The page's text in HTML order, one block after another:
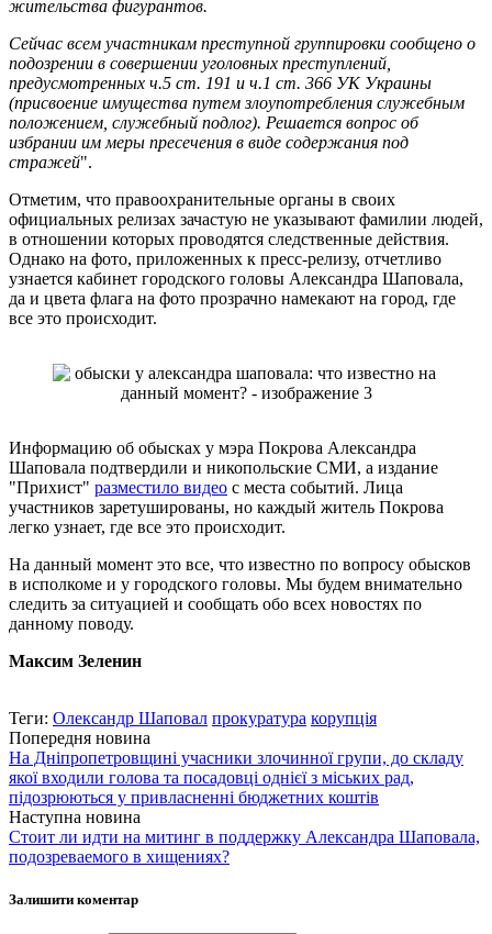
жительства фигурантов.
Сейчас всем участникам преступной группировки сообщено о
подозрении в совершении уголовных преступлений,
предусмотренных ч.5 ст. 191 и ч.1 ст. 366 УК Украины
(присвоение имущества путем злоупотребления служебным
положением, служебный подлог). Решается вопрос об
избрании им меры пресечения в виде содержания под
стражей".
Отметим, что правоохранительные органы в своих
официальных релизах зачастую не указывают фамилии людей,
в отношении которых проводятся следственные действия.
Однако на фото, приложенных к пресс-релизу, отчетливо
узнается кабинет городского головы Александра Шаповала,
да и цвета флага на фото прозрачно намекают на город, где
все это происходит.
Информацию об обысках у мэра Покрова Александра
Шаповала подтвердили и никопольские СМИ, а издание
"Прихист" разместило видео с места событий. Лица
участников заретушированы, но каждый житель Покрова
легко узнает, где все это происходит.
На данный момент это все, что известно по вопросу обысков
в исполкоме и у городского головы. Мы будем внимательно
следить за ситуацией и сообщать обо всех новостях по
данному поводу.
Максим Зеленин
Теги: Олександр Шаповал прокуратура корупція
Попередня новина
На Дніпропетровщині учасники злочинної групи, до складу
якої входили голова та посадовці однієї з міських рад,
підозрюються у привласненні бюджетних коштів
Наступна новина
Стоит ли идти на митинг в поддержку Александра Шаповала,
подозреваемого в хищениях?
Залишити коментар